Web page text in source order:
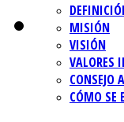
MISIÓN
VISIÓN
VALORES
CONSEJO
CÓMO SE